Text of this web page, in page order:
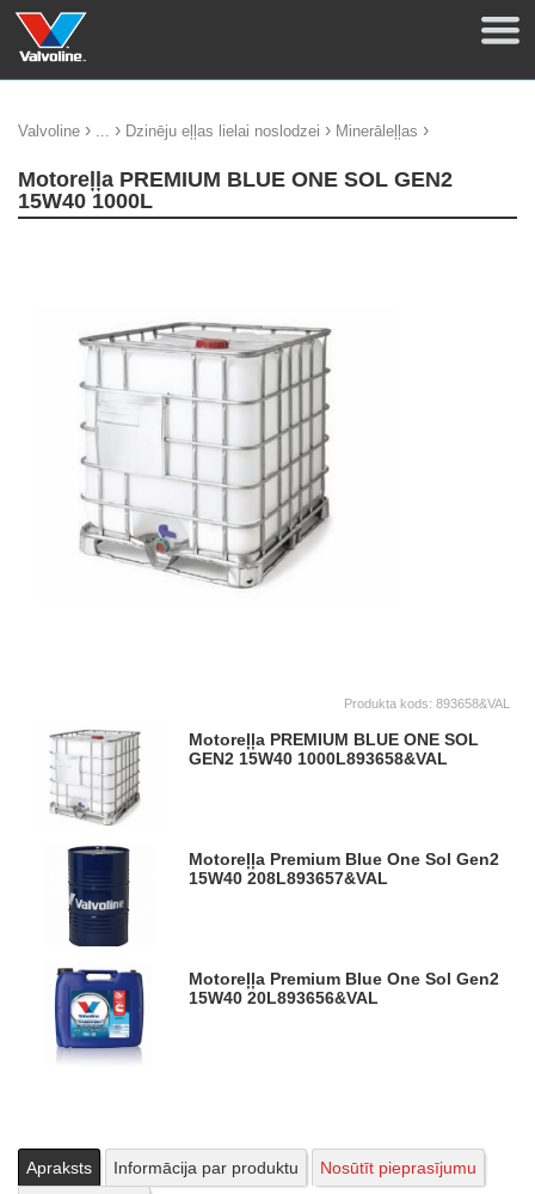
Valvoline › ... › Dzinēju eļļas lielai noslodzei › Minerāleļļas ›
Motoreļļa PREMIUM BLUE ONE SOL GEN2
15W40 1000L
Produkta kods: 893658&VAL
Motoreļļa PREMIUM BLUE ONE SOL
GEN2 15W40 1000L893658&VAL
Motoreļļa Premium Blue One Sol Gen2
15W40 208L893657&VAL
Motoreļļa Premium Blue One Sol Gen2
15W40 20L893656&VAL
Apraksts Informācija par produktu
Nosūtīt pieprasījumu